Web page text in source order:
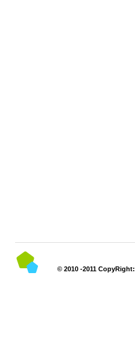
© 2010 -2011 CopyRight: